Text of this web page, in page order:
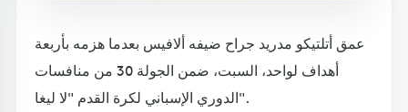
عمق أتلتيكو مدريد جراح ضيفه ألافيس بعدما هزمه بأربعة
أهداف لواحد، السبت، ضمن الجولة 30 من منافسات
الدوري الإسباني لكرة القدم "لا ليغا".